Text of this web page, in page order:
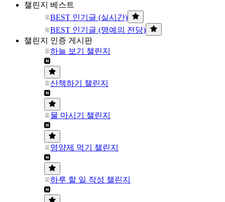
챌린지 베스트
BEST 인기글 (실시간)
BEST 인기글 (명예의 전당)
챌린지 인증 게시판
하늘 보기 챌린지
산책하기 챌린지
물 마시기 챌린지
영양제 먹기 챌린지
하루 할 일 작성 챌린지